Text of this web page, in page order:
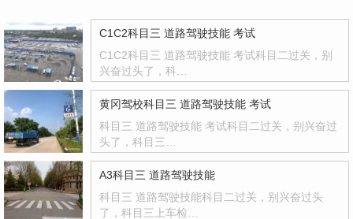
C1C2科目三 道路驾驶技能 考试
C1C2科目三 道路驾驶技能 考试科目二过关，别
兴奋过头了，科…
黄冈驾校科目三 道路驾驶技能 考试
科目三 道路驾驶技能 考试科目二过关，别兴奋过
头了，科目三…
A3科目三 道路驾驶技能
科目三 道路驾驶技能科目二过关，别兴奋过头
了，科目三上车检…